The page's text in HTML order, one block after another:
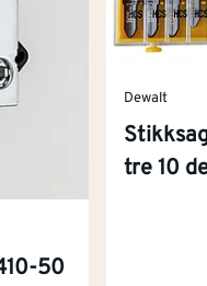
50
Dewalt
tre 10